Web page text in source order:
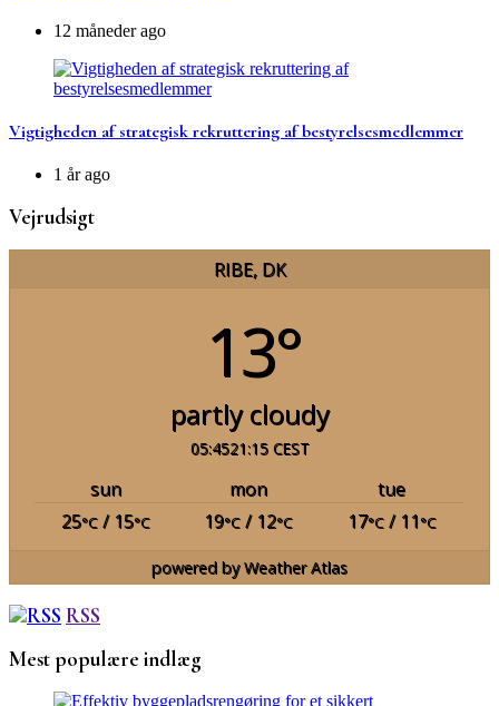
12 måneder ago
Vigtigheden af strategisk rekruttering af bestyrelsesmedlemmer
1 år ago
Vejrudsigt
RIBE, DK
13°
partly cloudy
05:4521:15 CEST
sun mon
tue
25°C / 15°C 19°C / 12°C 17°C/ 11°C
powered byWeather Atlas
RSS
Mest populære indlæg